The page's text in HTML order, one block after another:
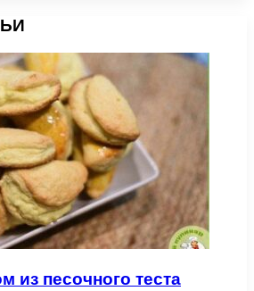
из песочного теста